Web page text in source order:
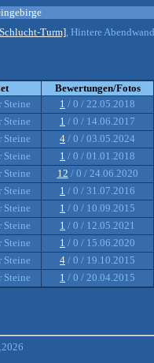
Turm], Hintere Abendwand
Bewertungen/Fotos
Steine 1 / 0 / 22.05.2018
Steine 1 / 0 / 14.06.2017
Steine 4 / 0 / 03.05.2024
Steine 1 / 0 / 01.01.2018
Steine 12 / 0 / 24.06.2020
Steine 1 / 0 / 31.07.2016
Steine 1 / 0 / 10.09.2015
Steine 1 / 0 / 12.05.2021
Steine 1 / 0 / 15.06.2020
Steine 4 / 0 / 19.10.2015
Steine 1 / 0 / 20.04.2015